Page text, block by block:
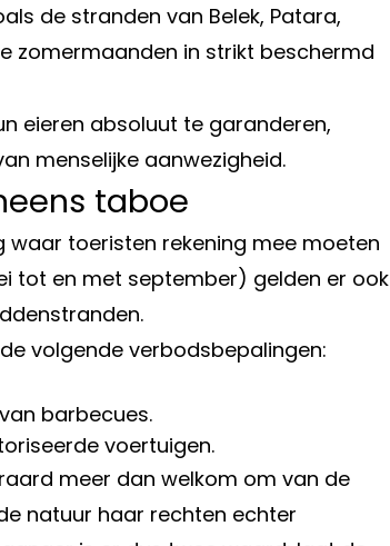
de stranden van Belek, Patara,
zomermaanden in strikt beschermd
eieren absoluut te garanderen,
menselijke aanwezigheid.
taboe
waar toeristen rekening mee moeten
tot en met september) gelden er ook
volgende verbodsbepalingen:
barbecues.
voertuigen.
meer dan welkom om van de
natuur haar rechten echter